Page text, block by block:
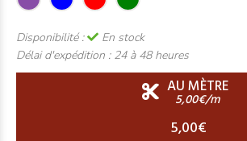
Disponibilité :
En stock
Délai d'expédition : 24 à 48 heures
AU MÈTRE
5,00€/m
5,00€